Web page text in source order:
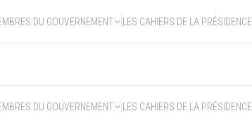
DU GOUVERNEMENT LES CAHIERS DE LA PRÉSIDENCE
DU GOUVERNEMENT LES CAHIERS DE LA PRÉSIDENCE